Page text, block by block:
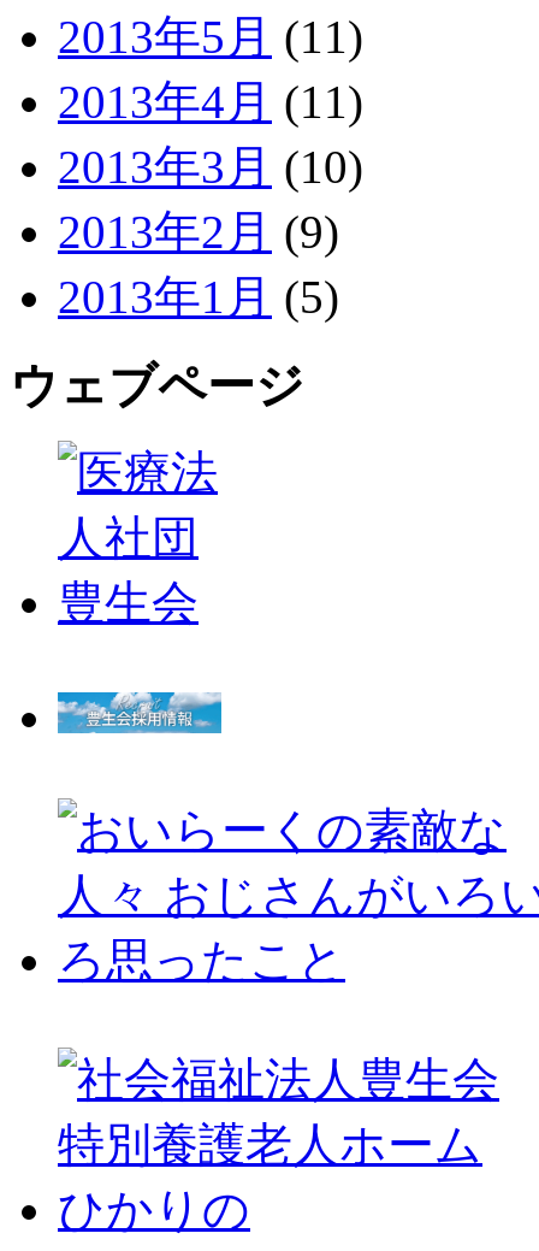
2013年5月 (11)
2013年4月 (11)
2013年3月 (10)
2013年2月 (9)
2013年1月 (5)
ウェブページ